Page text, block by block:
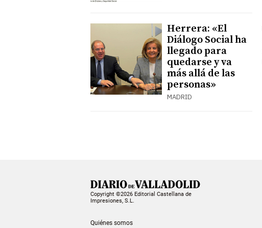
Herrera: «El
Diálogo Social ha
llegado para
quedarse y va
más allá de las
personas»
MADRID
Copyright ©2026 Editorial Castellana de
Impresiones, S.L.
Quiénes somos